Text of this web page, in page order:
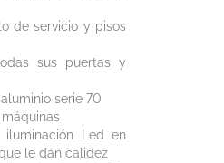
de servicio y pisos
sus puertas y
serie 70
Led en
le dan calidez